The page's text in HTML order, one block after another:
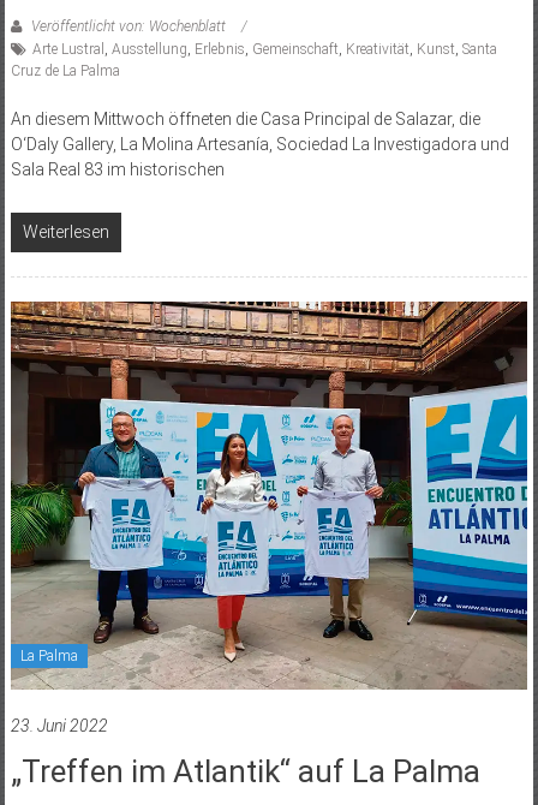
Veröffentlicht von: Wochenblatt
Arte Lustral , Ausstellung, Erlebnis, Gemeinschaft, Kreativität, Kunst, Santa
Cruz de La Palma
An diesem Mittwoch öffneten die Casa Principal de Salazar, die
O‘Daly Gallery, La Molina Artesanía, Sociedad La Investigadora und
Sala Real 83 im historischen
Weiterlesen
La Palma
23. Juni 2022
„Treffen im Atlantik“ auf La Palma